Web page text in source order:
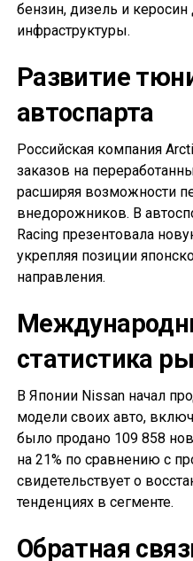
бензин, дизель и
инфраструктуры.
Развитие
автоспарта
Российская компания
заказов на
расширяя возможности
внедорожников. В
Racing презентовала
укрепляя позиции
направления.
статистика
В Японии Nissan начал
модели своих авто,
было продано 109 858
на 21% по сравнению с
свидетельствует о
тенденциях в сегменте.
Обратная